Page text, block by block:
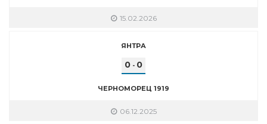
15.02.2026
ЯНТРА
0 - 0
ЧЕРНОМОРЕЦ 1919
06.12.2025